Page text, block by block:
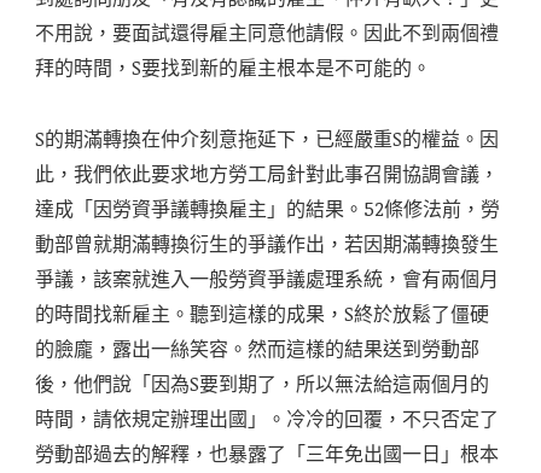
不用說，要面試還得雇主同意他請假。因此不到兩個禮
拜的時間，S要找到新的雇主根本是不可能的。
S的期滿轉換在仲介刻意拖延下，已經嚴重S的權益。因
此，我們依此要求地方勞工局針對此事召開協調會議，
達成「因勞資爭議轉換雇主」的結果。52條修法前，勞
動部曾就期滿轉換衍生的爭議作出，若因期滿轉換發生
爭議，該案就進入一般勞資爭議處理系統，會有兩個月
的時間找新雇主。聽到這樣的成果，S終於放鬆了僵硬
的臉龐，露出一絲笑容。然而這樣的結果送到勞動部
後，他們說「因為S要到期了，所以無法給這兩個月的
時間，請依規定辦理出國」。冷冷的回覆，不只否定了
勞動部過去的解釋，也暴露了「三年免出國一日」根本